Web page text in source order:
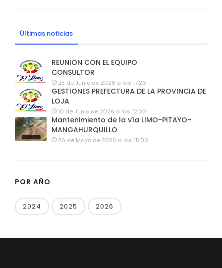
Últimas noticias
REUNION CON EL EQUIPO
CONSULTOR
25 de Junio de 2026 a las 17:26
GESTIONES PREFECTURA DE LA PROVINCIA DE
LOJA
10 de Junio de 2026 a las 12:00
Mantenimiento de la vía LIMO-PITAYO-
MANGAHURQUILLO
26 de Mayo de 2026 a las 15:00
POR AÑO
2024 2025 2026